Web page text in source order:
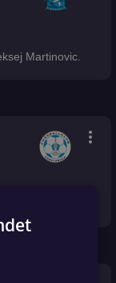
Martinovic.
more_vert